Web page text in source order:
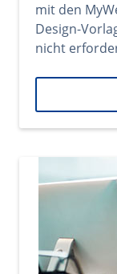
mit den
Design-
nicht